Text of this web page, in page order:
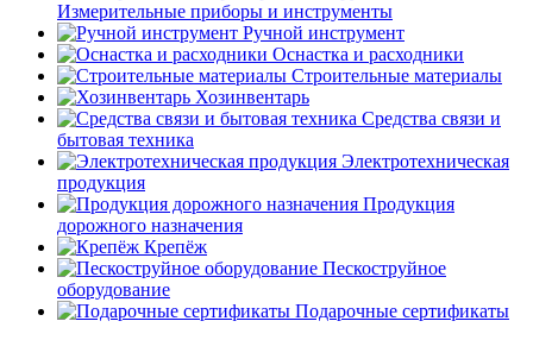
Измерительные приборы и инструменты
Ручной инструмент
Оснастка и расходники
Строительные материалы
Хозинвентарь
Средства связи и
бытовая техника
Электротехническая
продукция
Продукция
дорожного назначения
Крепёж
Пескоструйное
оборудование
Подарочные сертификаты